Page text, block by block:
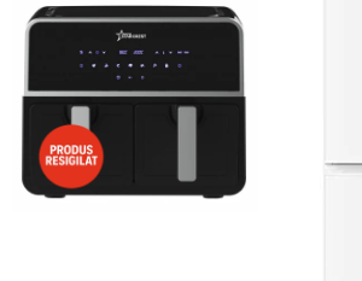
Console & Jocuri
Accesorii console & PC
Birouri gaming
Console Hardware
Ochelari VR Gaming
Scaune gaming
Console Jocuri